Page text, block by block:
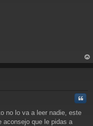
rri
Citar
no lo va a leer nadie, este
aconsejo que le pidas a